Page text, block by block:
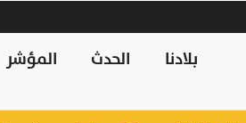
بلادنا الحدث المؤشر